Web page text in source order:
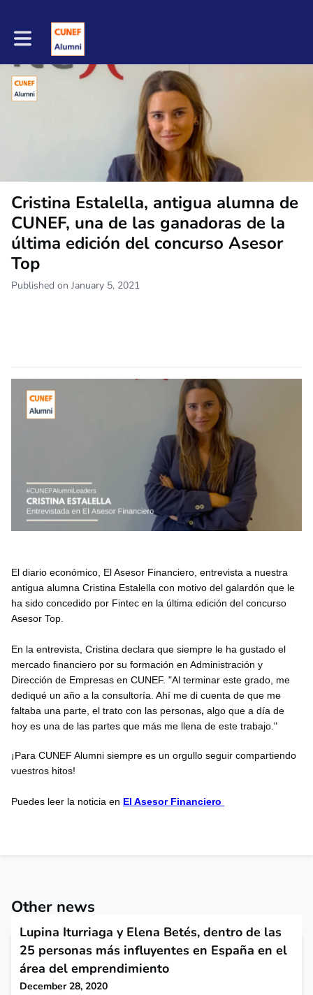
Toggle main navigation
Cristina Estalella, antigua alumna de
CUNEF, una de las ganadoras de la
última edición del concurso Asesor
Top
Published on January 5, 2021
El diario económico, El Asesor Financiero, entrevista a nuestra
antigua alumna Cristina Estalella con motivo del galardón que le
ha sido concedido por Fintec en la última edición del concurso
Asesor Top.
En la entrevista, Cristina declara que siempre le ha gustado el
mercado financiero por su formación en Administración y
Dirección de Empresas en CUNEF. "Al terminar este grado, me
dediqué un año a la consultoría. Ahí me di cuenta de que me
faltaba una parte, el trato con las personas, algo que a día de
hoy es una de las partes que más me llena de este trabajo."
¡Para CUNEF Alumni siempre es un orgullo seguir compartiendo
vuestros hitos!
Puedes leer la noticia en El Asesor Financiero
Other news
Lupina Iturriaga y Elena Betés, dentro de las
25 personas más influyentes en España en el
área del emprendimiento
December 28, 2020